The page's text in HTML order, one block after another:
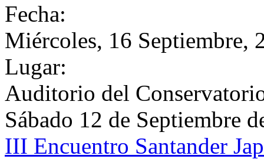
Fecha:
Miércoles, 16 Septiembre,
Lugar:
Auditorio del
Sábado 12 de Septiembre
III Encuentro Santander